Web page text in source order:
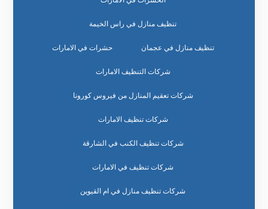
تنظيف منازل في راس الخيمة
تنظيف منازل في عجمان حشرات في الامارات
شركات التنظيف الامارات
شركات تعقيم المنازل من فيروس كورونا
شركات تنظيف الامارات
شركات تنظيف الكنب في الشارقة
شركات تنظيف في الامارات
شركات تنظيف منازل في ام القيوين